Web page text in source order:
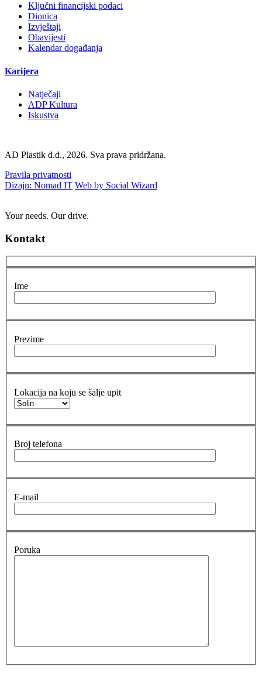
Ključni financijski podaci
Dionica
Izvještaji
Obavijesti
Kalendar događanja
Karijera
Natječaji
ADP Kultura
Iskustva
AD Plastik d.d., 2026. Sva prava pridržana.
Pravila privatnosti
Dizajn: Nomad IT Web by Social Wizard
Your needs. Our drive.
Kontakt
Ime
Prezime
Lokacija na koju se šalje upit
Broj telefona
E-mail
Poruka